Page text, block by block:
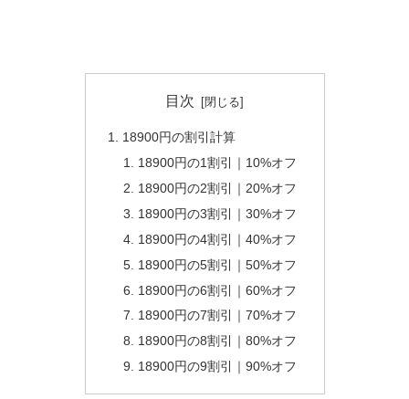
目次
18900円の割引計算
18900円の1割引｜10%オフ
18900円の2割引｜20%オフ
18900円の3割引｜30%オフ
18900円の4割引｜40%オフ
18900円の5割引｜50%オフ
18900円の6割引｜60%オフ
18900円の7割引｜70%オフ
18900円の8割引｜80%オフ
18900円の9割引｜90%オフ